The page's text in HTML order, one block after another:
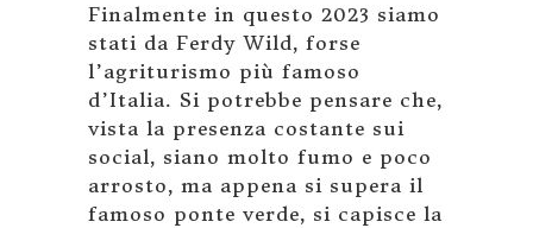
Finalmente in questo 2023 siamo
stati da Ferdy Wild, forse
l’agriturismo più famoso
d’Italia. Si potrebbe pensare che,
vista la presenza costante sui
social, siano molto fumo e poco
arrosto, ma appena si supera il
famoso ponte verde, si capisce la